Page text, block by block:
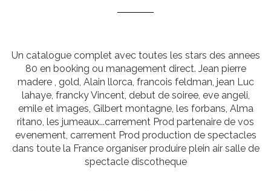
Un catalogue complet avec toutes les stars des annees
80 en booking ou management direct. Jean pierre
madere , gold, Alain llorca, francois feldman, jean Luc
lahaye, francky Vincent, debut de soiree, eve angeli,
emile et images, Gilbert montagne, les forbans, Alma
ritano, les jumeaux...carrement Prod partenaire de vos
evenement, carrement Prod production de spectacles
dans toute la France organiser produire plein air salle de
spectacle discotheque